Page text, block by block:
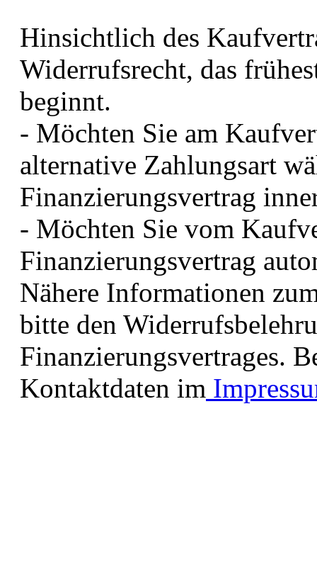
Hinsichtlich des
Widerrufsrecht, das
beginnt.
- Möchten Sie am
alternative Zahlungsart
Finanzierungsvertrag
- Möchten Sie vom
Finanzierungsvertrag
Nähere Informationen
bitte den
Finanzierungsvertrages.
Kontaktdaten im